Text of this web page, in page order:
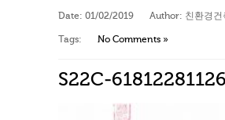
Date: 01/02/2019 Author: 친환경건
Tags: No Comments »
S22C-